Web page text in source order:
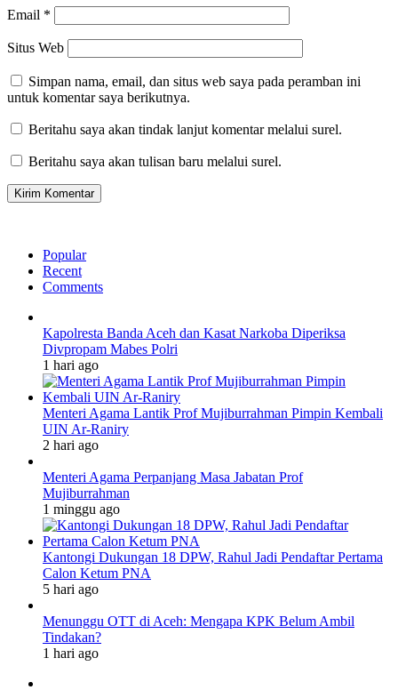
Email *
Situs Web
Simpan nama, email, dan situs web saya pada peramban ini
untuk komentar saya berikutnya.
Beritahu saya akan tindak lanjut komentar melalui surel.
Beritahu saya akan tulisan baru melalui surel.
Popular
Recent
Comments
Kapolresta Banda Aceh dan Kasat Narkoba Diperiksa
Divpropam Mabes Polri
1 hari ago
Menteri Agama Lantik Prof Mujiburrahman Pimpin Kembali
UIN Ar-Raniry
2 hari ago
Menteri Agama Perpanjang Masa Jabatan Prof
Mujiburrahman
1 minggu ago
Kantongi Dukungan 18 DPW, Rahul Jadi Pendaftar Pertama
Calon Ketum PNA
5 hari ago
Menunggu OTT di Aceh: Mengapa KPK Belum Ambil
Tindakan?
1 hari ago